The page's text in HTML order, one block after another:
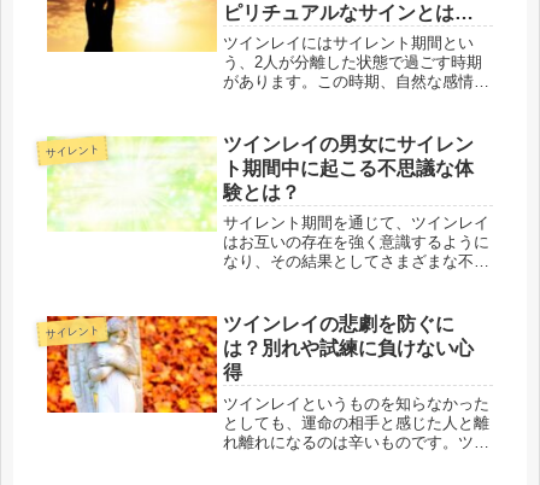
ピリチュアルなサインとは？
再会後にどんなことが起き
る？
ツインレイにはサイレント期間とい
う、2人が分離した状態で過ごす時期
があります。この時期、自然な感情で
いことに不安を抱えてつらい思いをす
る人も少なくありません。そこで今回
の記事...
サイレント
ツインレイの男女にサイレン
ト期間中に起こる不思議な体
験とは？
サイレント期間を通じて、ツインレイ
はお互いの存在を強く意識するように
なり、その結果としてさまざまな不思
インレイに関することや、自然現象に
近い出来事などさまざまです。今回
は、ツ...
サイレント
ツインレイの悲劇を防ぐに
は？別れや試練に負けない心
得
ツインレイというものを知らなかった
としても、運命の相手と感じた人と離
れ離れになるのは辛いものです。ツイ